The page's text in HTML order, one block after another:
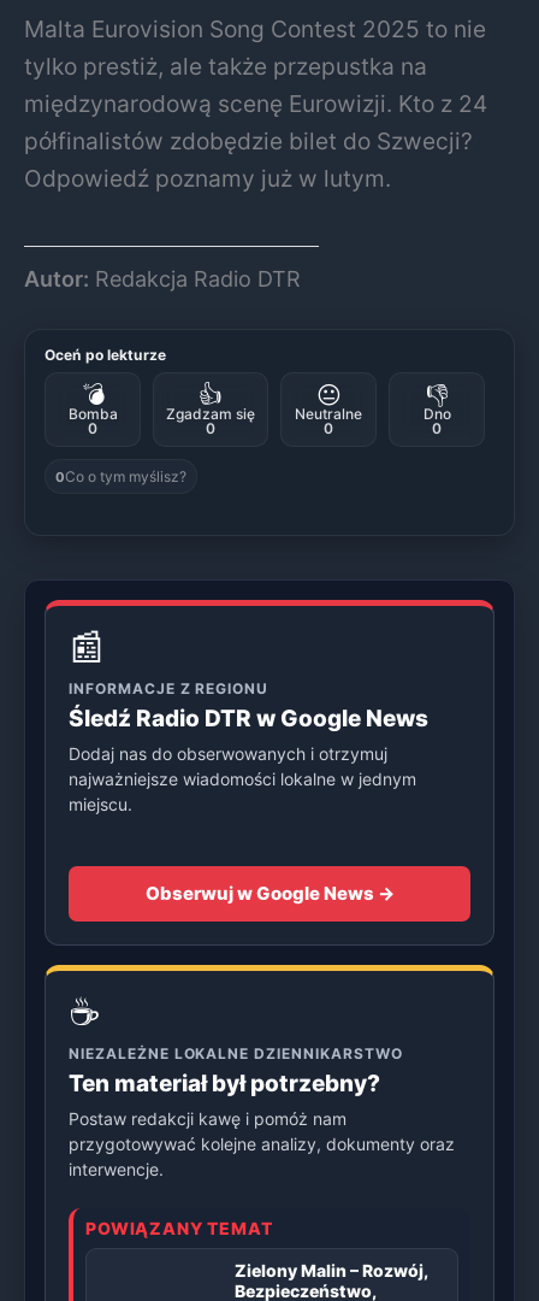
Malta Eurovision Song Contest 2025 to nie
tylko prestiż, ale także przepustka na
międzynarodową scenę Eurowizji. Kto z 24
półfinalistów zdobędzie bilet do Szwecji?
Odpowiedź poznamy już w lutym.
Autor: Redakcja Radio DTR
Oceń po lekturze
💣
Bomba
0
👍
Zgadzam się
0
😐
Neutralne
0
👎
Dno
0
0Co o tym myślisz?
📰
INFORMACJE Z REGIONU
Śledź Radio DTR w Google News
Dodaj nas do obserwowanych i otrzymuj
najważniejsze wiadomości lokalne w jednym
miejscu.
Obserwuj w Google News →
☕
NIEZALEŻNE LOKALNE DZIENNIKARSTWO
Ten materiał był potrzebny?
Postaw redakcji kawę i pomóż nam
przygotowywać kolejne analizy, dokumenty oraz
interwencje.
POWIĄZANY TEMAT
Zielony Malin – Rozwój,
Bezpieczeństwo,